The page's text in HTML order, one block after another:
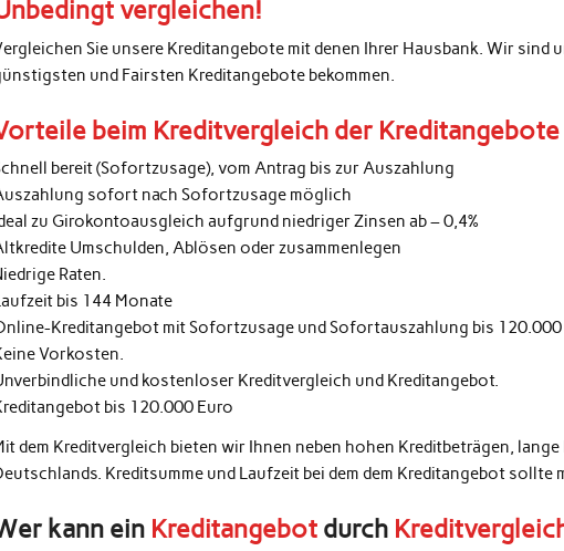
vergleichen!
Sie unsere Kreditangebote mit denen Ihrer Hausbank. Wir sind
und Fairsten Kreditangebote bekommen.
beim Kreditvergleich der Kreditangebote
bereit (Sofortzusage), vom Antrag bis zur Auszahlung
sofort nach Sofortzusage möglich
zu Girokontoausgleich aufgrund niedriger Zinsen ab – 0,4%
Umschulden, Ablösen oder zusammenlegen
Raten.
bis 144 Monate
Kreditangebot mit Sofortzusage und Sofortauszahlung bis 120.000
Vorkosten.
und kostenloser Kreditvergleich und Kreditangebot.
bis 120.000 Euro
dem Kreditvergleich bieten wir Ihnen neben hohen Kreditbeträgen,
Kreditsumme und Laufzeit bei dem dem Kreditangebot
kann ein Kreditangebot durch